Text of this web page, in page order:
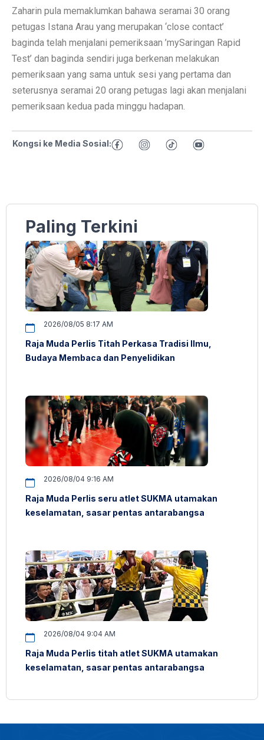
Zaharin pula memaklumkan bahawa seramai 30 orang
petugas Istana Arau yang merupakan ‘close contact’
baginda telah menjalani pemeriksaan ’mySaringan Rapid
Test’ dan baginda sendiri juga berkenan melakukan
pemeriksaan yang sama untuk sesi yang pertama dan
seterusnya seramai 20 orang petugas lagi akan menjalani
pemeriksaan kedua pada minggu hadapan.
Kongsi ke Media Sosial:
Paling Terkini
2026/08/05 8:17 AM
Raja Muda Perlis Titah Perkasa Tradisi Ilmu,
Budaya Membaca dan Penyelidikan
2026/08/04 9:16 AM
Raja Muda Perlis seru atlet SUKMA utamakan
keselamatan, sasar pentas antarabangsa
2026/08/04 9:04 AM
Raja Muda Perlis titah atlet SUKMA utamakan
keselamatan, sasar pentas antarabangsa